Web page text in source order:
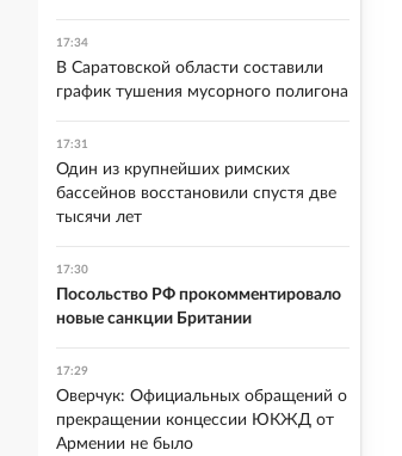
17:34
В Саратовской области составили
график тушения мусорного полигона
17:31
Один из крупнейших римских
бассейнов восстановили спустя две
тысячи лет
17:30
Посольство РФ прокомментировало
новые санкции Британии
17:29
Оверчук: Официальных обращений о
прекращении концессии ЮКЖД от
Армении не было